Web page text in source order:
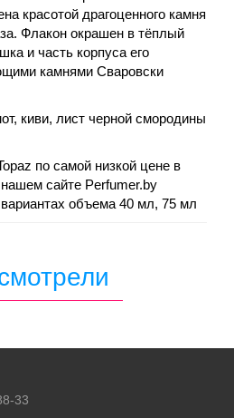
красотой драгоценного камня
Флакон окрашен в тёплый
и часть корпуса его
камнями Сваровски
киви, лист черной смородины
по самой низкой цене в
сайте Perfumer.by
объема 40 мл, 75 мл
33